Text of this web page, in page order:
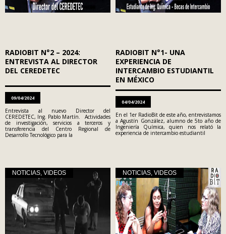
RADIOBIT N°2 – 2024:
ENTREVISTA AL DIRECTOR
DEL CEREDETEC
09/04/2024
Entrevista al nuevo Director del
CEREDETEC, Ing. Pablo Martín. Actividades
de investigación, servicios a terceros y
transferencia del Centro Regional de
Desarrollo Tecnológico para la
RADIOBIT N°1- UNA
EXPERIENCIA DE
INTERCAMBIO ESTUDIANTIL
EN MÉXICO
04/04/2024
En el 1er RadioBit de este año, entrevistamos
a Agustín González, alumno de 5to año de
Ingeniería Química, quien nos relató la
experiencia de intercambio estudiantil
NOTICIAS VIDEOS NOTICIAS VIDEOS